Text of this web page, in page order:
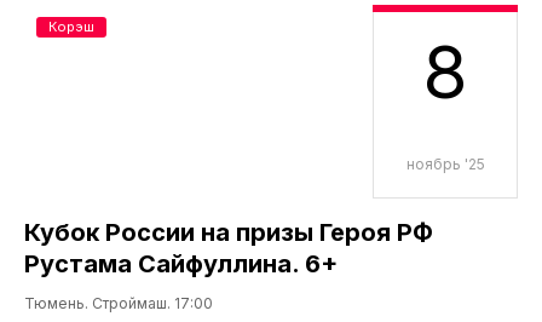
8
ноябрь '25
Кубок России на призы Героя РФ
Рустама Сайфуллина. 6+
Тюмень. Строймаш. 17:00
Корэш